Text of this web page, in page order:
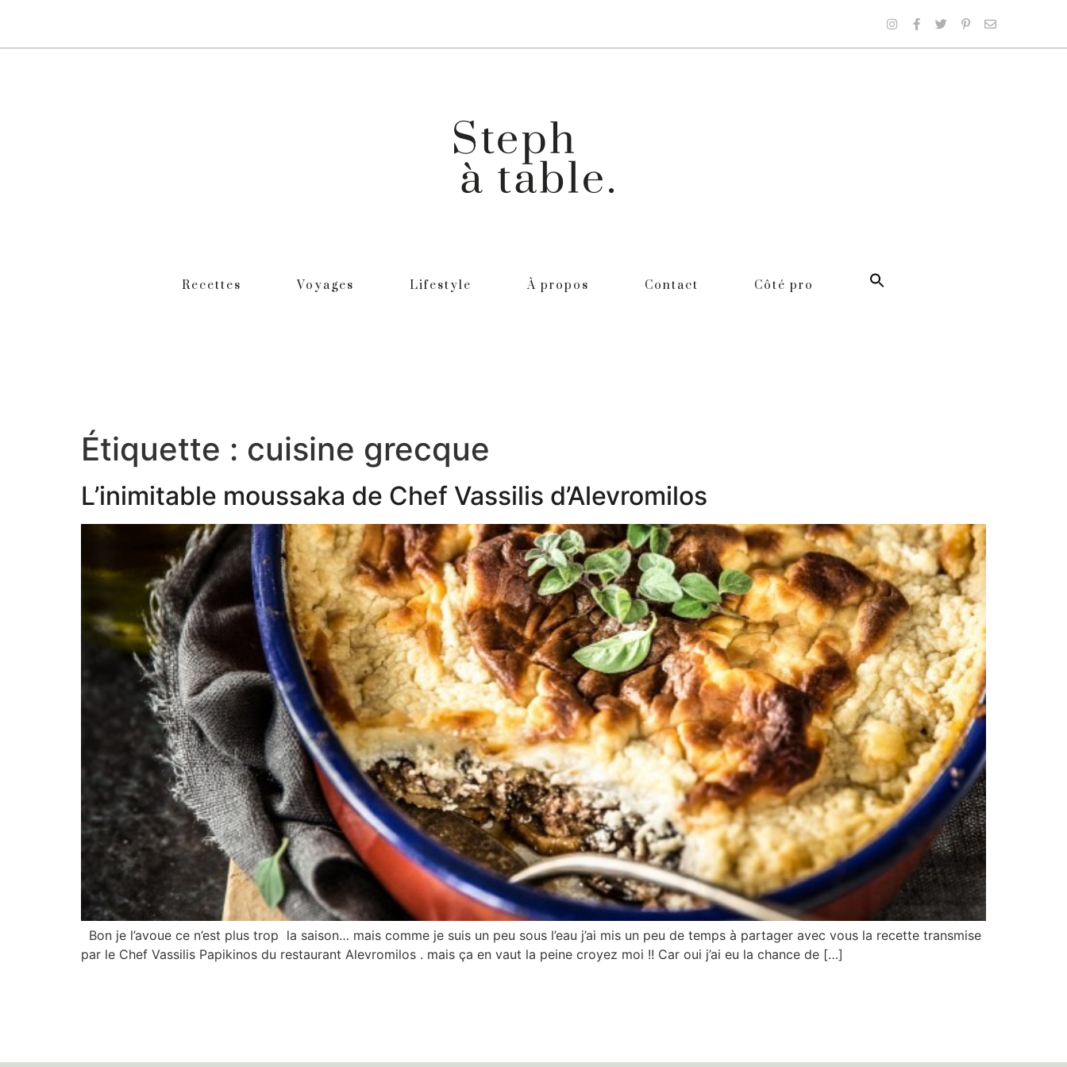
Recettes Voyages Lifestyle À propos Contact Côté pro
Étiquette : cuisine grecque
L’inimitable moussaka de Chef Vassilis d’Alevromilos
Bon je l’avoue ce n’est plus trop la saison… mais comme je suis un peu sous l’eau j’ai mis un peu de temps à partager avec vous la recette transmise
par le Chef Vassilis Papikinos du restaurant Alevromilos . mais ça en vaut la peine croyez moi !! Car oui j’ai eu la chance de […]